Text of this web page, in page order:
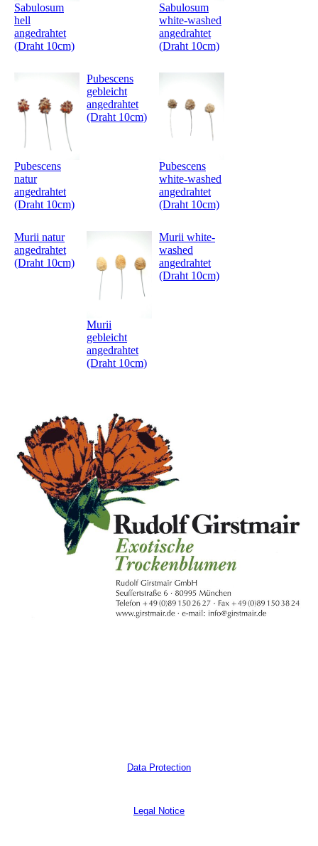
Sabulosum
hell
angedrahtet
(Draht 10cm)
Sabulosum
white-washed
angedrahtet
(Draht 10cm)
Pubescens
natur
angedrahtet
(Draht 10cm)
Pubescens
gebleicht
angedrahtet
(Draht 10cm)
Pubescens
white-washed
angedrahtet
(Draht 10cm)
Murii natur
angedrahtet
(Draht 10cm)
Murii
gebleicht
angedrahtet
(Draht 10cm)
Murii white-
washed
angedrahtet
(Draht 10cm)
Data Protection
Legal Notice